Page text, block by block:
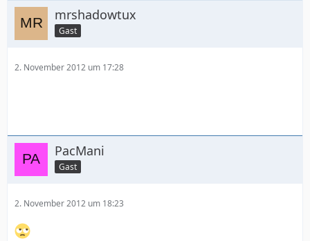
mrshadowtux
Gast
2. November 2012 um 17:28
PacMani
Gast
2. November 2012 um 18:23